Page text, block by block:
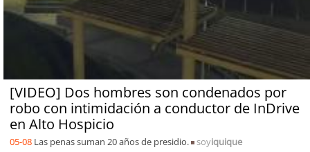
[VIDEO] Dos hombres son condenados por
robo con intimidación a conductor de InDrive
en Alto Hospicio
05-08 Las penas suman 20 años de presidio. soyiquique